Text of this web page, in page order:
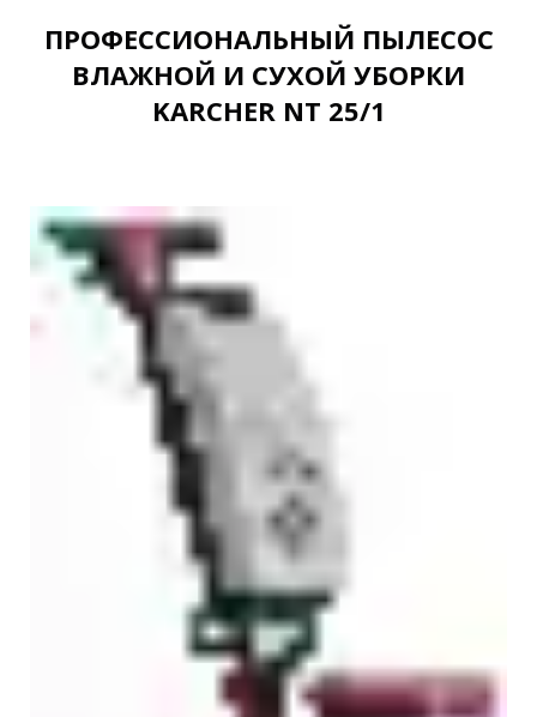
ПРОФЕССИОНАЛЬНЫЙ ПЫЛЕСОС
ВЛАЖНОЙ И СУХОЙ УБОРКИ
KARCHER NT 25/1